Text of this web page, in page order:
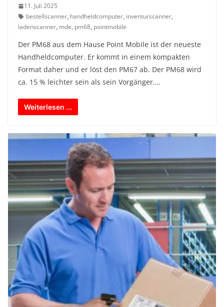
11. Juli 2025
bestellscanner, handheldcomputer, inventurscanner,
ladenscanner, mde, pm68, pointmobile
Der PM68 aus dem Hause Point Mobile ist der neueste
Handheldcomputer. Er kommt in einem kompakten
Format daher und er löst den PM67 ab. Der PM68 wird
ca. 15 % leichter sein als sein Vorgänger….
Weiterlesen ...